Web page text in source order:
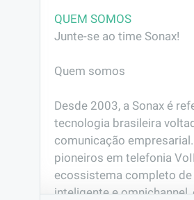
QUEM SOMOS
Junte-se ao time Sonax!
Quem somos
Desde 2003, a Sonax é
tecnologia brasileira
comunicação
pioneiros em telefonia
ecossistema completo
inteligente e